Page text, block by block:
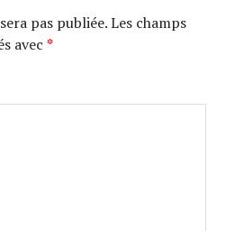
pas publiée. Les champs
avec*